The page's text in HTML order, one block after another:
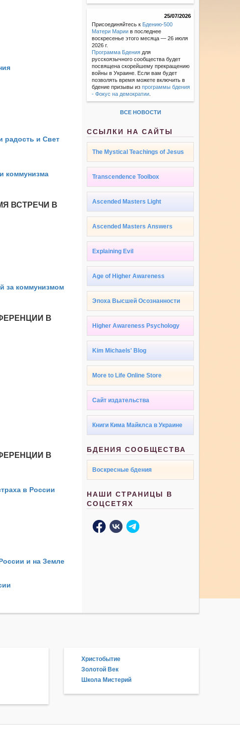
радость и Свет
коммунизма
ВСТРЕЧИ В
за коммунизмом
В
В
в России
и на Земле
25/07/2026
Присоединяйтесь к Бдению-500
Матери Марии в последнее
воскресенье этого месяца — 26 июля
2026 г.
Программа Бдения для
русскоязычного сообщества будет
посвящена скорейшему прекращению
войны в Украине. Если вам будет
позволять время можете включить в
бдение призывы изпрограммы бдения
- Фокус на демократии
ВСЕ НОВОСТИ
ССЫЛКИ НА САЙТЫ
The Mystical Teachings of Jesus
Transcendence Toolbox
Ascended Masters Light
Ascended Masters Answers
Explaining Evil
Age of Higher Awareness
Эпоха Высшей Осознанности
Higher Awareness Psychology
Kim Michaels' Blog
More to Life Online Store
Сайт издательства
Книги Кима Майклса в Украине
БДЕНИЯ СООБЩЕСТВА
Воскресные бдения
НАШИ СТРАНИЦЫ В
СОЦСЕТЯХ
Христобытие
Золотой Век
Школа Мистерий